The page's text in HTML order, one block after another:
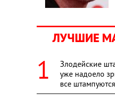
ЛУЧШИЕ
Злодейские
уже надоело
все